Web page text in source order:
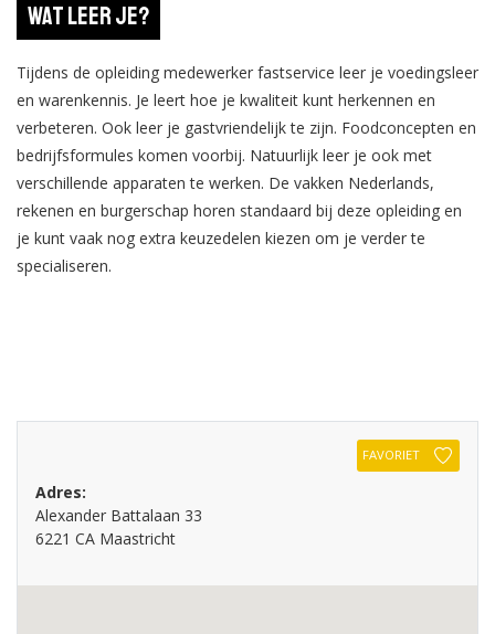
Wat leer je?
Tijdens de opleiding medewerker fastservice leer je voedingsleer
en warenkennis. Je leert hoe je kwaliteit kunt herkennen en
verbeteren. Ook leer je gastvriendelijk te zijn. Foodconcepten en
bedrijfsformules komen voorbij. Natuurlijk leer je ook met
verschillende apparaten te werken. De vakken Nederlands,
rekenen en burgerschap horen standaard bij deze opleiding en
je kunt vaak nog extra keuzedelen kiezen om je verder te
specialiseren.
FAVORIET
Adres:
Alexander Battalaan 33
6221 CA Maastricht